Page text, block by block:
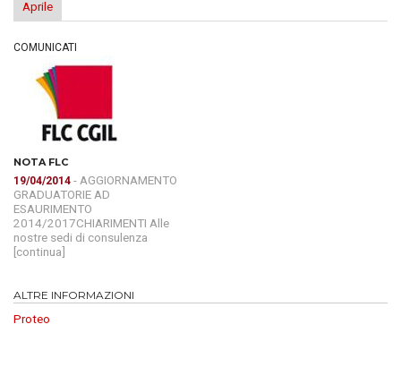
Aprile
COMUNICATI
NOTA FLC
19/04/2014 - AGGIORNAMENTO
GRADUATORIE AD
ESAURIMENTO
2014/2017CHIARIMENTI Alle
nostre sedi di consulenza
[continua]
ALTRE INFORMAZIONI
Proteo